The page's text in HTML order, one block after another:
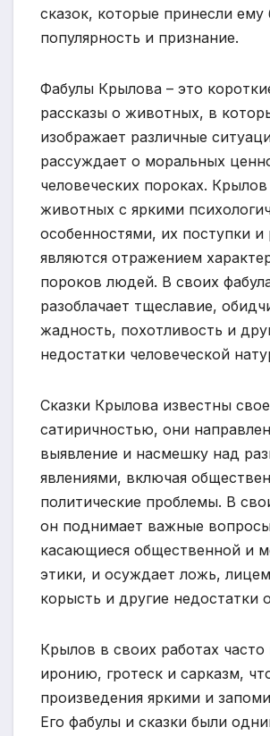
сказок, которые принесли
популярность и признание.
Фабулы Крылова – это
рассказы о животных, в
изображает различные
рассуждает о моральных
человеческих пороках.
животных с яркими
особенностями, их поступки и
являются отражением
пороков людей. В своих
разоблачает тщеславие,
жадность, похотливость и
недостатки человеческой
Сказки Крылова известны
сатиричностью, они
выявление и насмешку над
явлениями, включая
политические проблемы. В
он поднимает важные
касающиеся общественной и
этики, и осуждает ложь,
корысть и другие недостатки
Крылов в своих работах часто
иронию, гротеск и сарказм,
произведения яркими и
Его фабулы и сказки были